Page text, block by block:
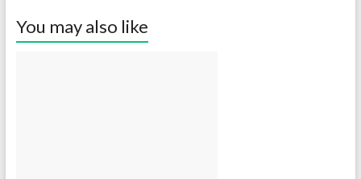
You may also like